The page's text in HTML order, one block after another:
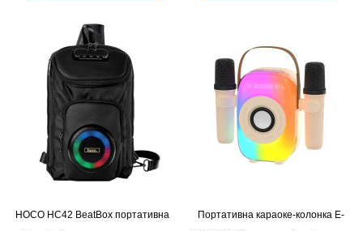
HOCO HC42 BeatBox портативна
Портативна караоке-колонка E-